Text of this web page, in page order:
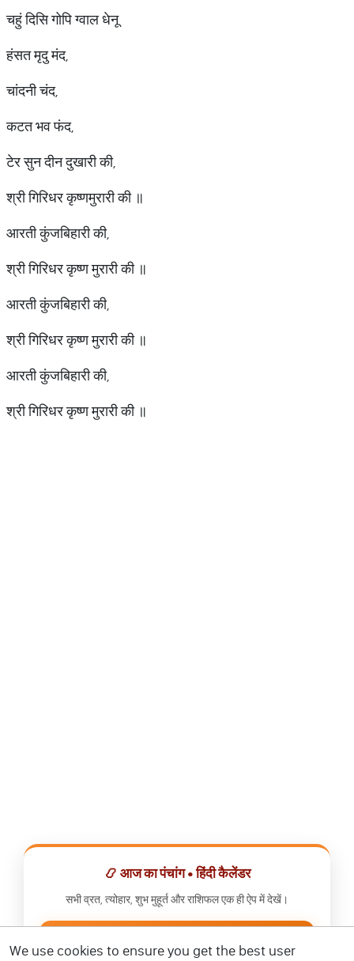
चहुं दिसि गोपि ग्वाल धेनू
हंसत मृदु मंद,
चांदनी चंद,
कटत भव फंद,
टेर सुन दीन दुखारी की,
श्री गिरिधर कृष्णमुरारी की ॥
आरती कुंजबिहारी की,
श्री गिरिधर कृष्ण मुरारी की ॥
आरती कुंजबिहारी की,
श्री गिरिधर कृष्ण मुरारी की ॥
आरती कुंजबिहारी की,
श्री गिरिधर कृष्ण मुरारी की ॥
📿 आज का पंचांग • हिंदी कैलेंडर
सभी व्रत, त्योहार, शुभ मुहूर्त और राशिफल एक ही ऐप में देखें।
We use cookies to ensure you get the best user